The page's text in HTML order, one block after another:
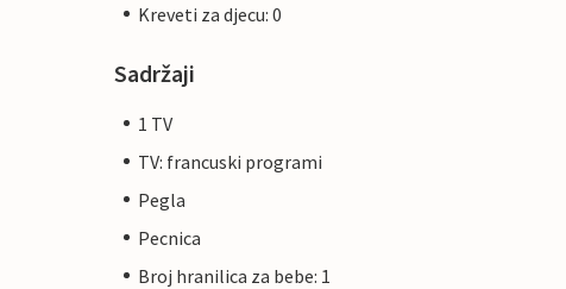
Kreveti za djecu: 0
Sadržaji
1 TV
TV: francuski programi
Pegla
Pecnica
Broj hranilica za bebe: 1